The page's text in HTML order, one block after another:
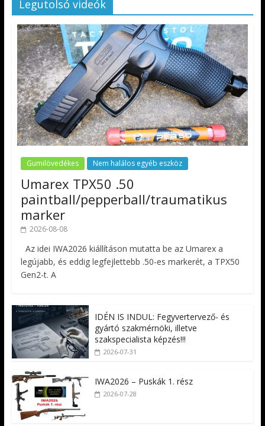
Legutolsó videók
Gumilövedékes Nem halálos egyéb eszköz
Umarex TPX50 .50
paintball/pepperball/traumatikus
marker
2026-08-08
Az idei IWA2026 kiállításon mutatta be az Umarex a
legújabb, és eddig legfejlettebb .50-es markerét, a TPX50
Gen2-t. A
IDÉN IS INDUL: Fegyvertervező- és
gyártó szakmérnöki, illetve
szakspecialista képzés!!!
2026-07-31
IWA2026 – Puskák 1. rész
2026-07-28